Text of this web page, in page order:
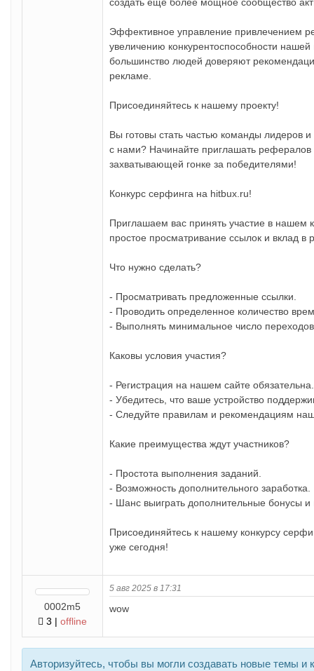
Эффективное управление привлечением
увеличению конкурентоспособности
большинство людей доверяют
рекламе.
Присоединяйтесь к нашему проекту!
Вы готовы стать частью команды лидеров
с нами? Начинайте приглашать
захватывающей гонке за победителями!
Конкурс серфинга на hitbux.ru!
Приглашаем вас принять участие в нашем
простое просматривание ссылок и вклад в
Что нужно сделать?
- Просматривать предложенные ссылки.
- Проводить определенное количество
- Выполнять минимальное число
Каковы условия участия?
- Регистрация на нашем сайте обязательна.
- Убедитесь, что ваше устройство
- Следуйте правилам и рекомендациям
Какие преимущества ждут участников?
- Простота выполнения заданий.
- Возможность дополнительного заработка.
- Шанс выиграть дополнительные бонусы и
Присоединяйтесь к нашему конкурсу
уже сегодня!
0002m5
3 | offline
5 авг 2025 в 17:31
wow
Авторизуйтесь, чтобы вы могли создавать новые темы и